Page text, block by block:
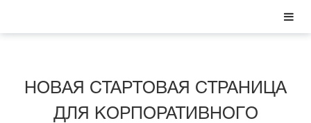
НОВАЯ СТАРТОВАЯ СТРАНИЦА
ДЛЯ КОРПОРАТИВНОГО